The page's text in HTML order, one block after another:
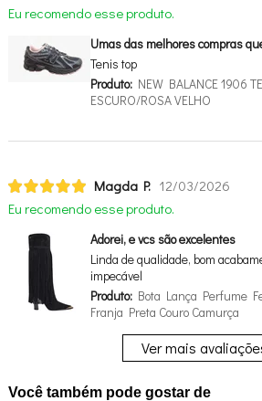
Eu recomendo esse produto.
Umas das melhores compras
Tenis top
Produto:NEW BALANCE 1906
ESCURO/ROSA VELHO
Magda P. 12/03/2026
Eu recomendo esse produto.
Adorei, e vcs são excelentes
Linda de qualidade, bom
impecável
Produto:Bota Lança Perfume
Franja Preta Couro Camurça
Ver mais
Você também pode gostar de